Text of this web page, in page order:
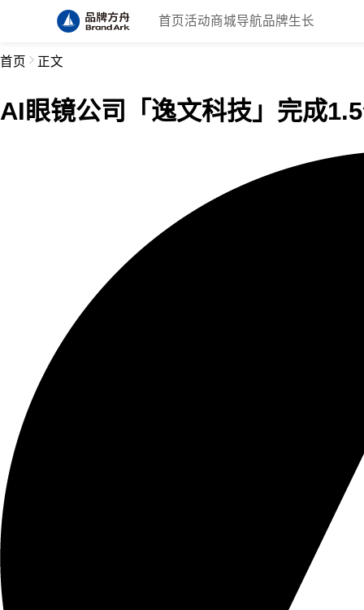
首页 活动商城导航品牌生长
首页 正文
AI眼镜公司「逸文科技」完成